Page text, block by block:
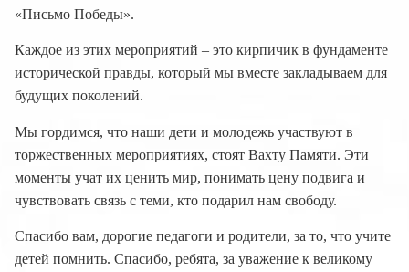
«Письмо Победы».
Каждое из этих мероприятий – это кирпичик в фундаменте
исторической правды, который мы вместе закладываем для
будущих поколений.
Мы гордимся, что наши дети и молодежь участвуют в
торжественных мероприятиях, стоят Вахту Памяти. Эти
моменты учат их ценить мир, понимать цену подвига и
чувствовать связь с теми, кто подарил нам свободу.
Спасибо вам, дорогие педагоги и родители, за то, что учите
детей помнить. Спасибо, ребята, за уважение к великому